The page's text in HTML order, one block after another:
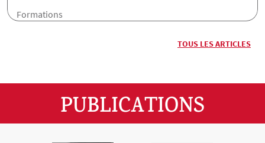
Formations
TOUS LES ARTICLES
PUBLICATIONS